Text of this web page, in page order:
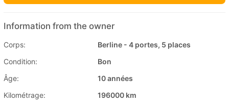
Information from the owner
Corps:
Berline - 4 portes, 5 places
Condition:
Bon
Âge:
10 années
Kilométrage:
196000 km